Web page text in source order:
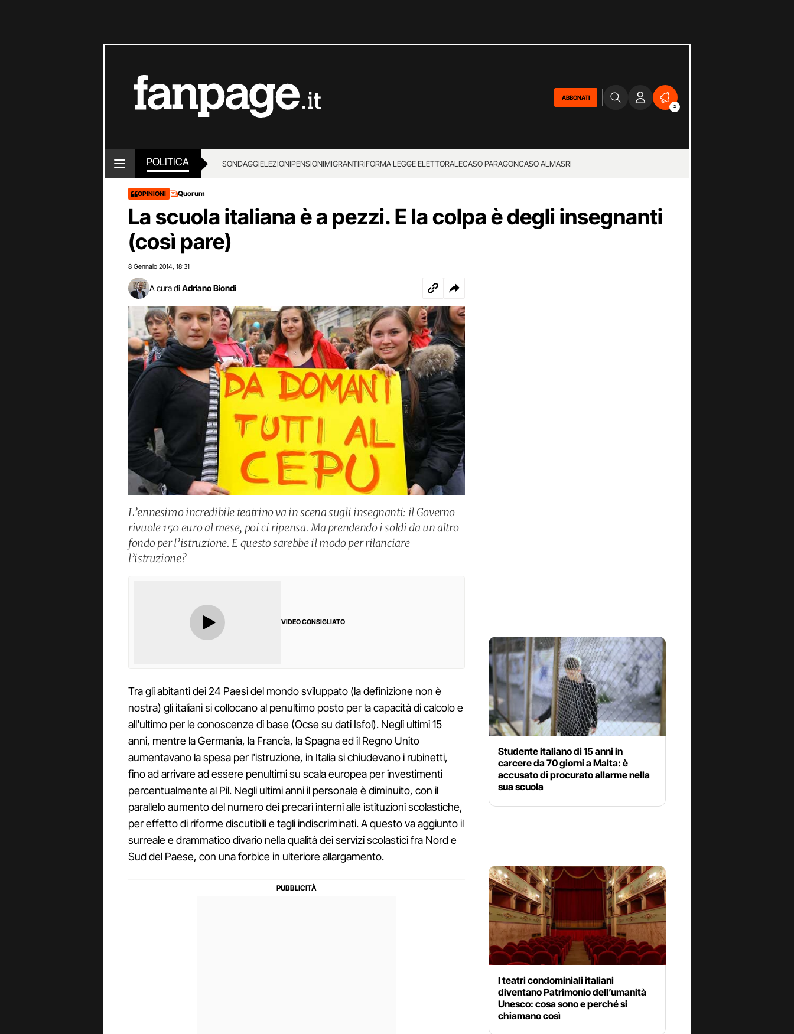
ABBONATI
2
POLITICA SONDAGGIELEZIONIPENSIONIMIGRANTIRIFORMA LEGGE ELETTORALECASO PARAGONCASO ALMASRI
OPINIONI Quorum
La scuola italiana è a pezzi. E la colpa è degli insegnanti
(così pare)
8 Gennaio 2014 18:31
A cura di Adriano Biondi
L’ennesimo incredibile teatrino va in scena sugli insegnanti: il Governo
rivuole 150 euro al mese, poi ci ripensa. Ma prendendo i soldi da un altro
fondo per l’istruzione. E questo sarebbe il modo per rilanciare
l’istruzione?
VIDEO CONSIGLIATO
Tra gli abitanti dei 24 Paesi del mondo sviluppato (la definizione non è
nostra) gli italiani si collocano al penultimo posto per la capacità di calcolo e
all'ultimo per le conoscenze di base (Ocse su dati Isfol). Negli ultimi 15
anni, mentre la Germania, la Francia, la Spagna ed il Regno Unito
aumentavano la spesa per l'istruzione, in Italia si chiudevano i rubinetti,
fino ad arrivare ad essere penultimi su scala europea per investimenti
percentualmente al Pil. Negli ultimi anni il personale è diminuito, con il
parallelo aumento del numero dei precari interni alle istituzioni scolastiche,
per effetto di riforme discutibili e tagli indiscriminati. A questo va aggiunto il
surreale e drammatico divario nella qualità dei servizi scolastici fra Nord e
Sud del Paese, con una forbice in ulteriore allargamento.
Studente italiano di 15 anni in
carcere da 70 giorni a Malta: è
accusato di procurato allarme nella
sua scuola
I teatri condominiali italiani
diventano Patrimonio dell’umanità
Unesco: cosa sono e perché si
chiamano così